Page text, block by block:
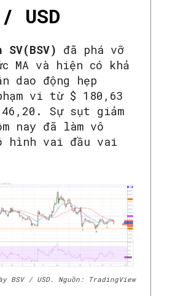
USD
đã phá vỡ
MA và hiện có khả
dao động hẹp
vi từ $ 180,63
Sự sụt giảm
nay đã làm vô
hình vai đầu vai
BSV / USD. Nguồn: TradingView